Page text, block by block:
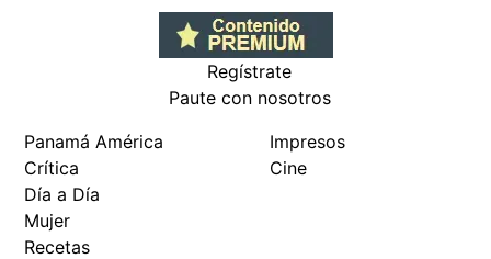
Regístrate
Paute con nosotros
Panamá América
Crítica
Día a Día
Mujer
Recetas
Impresos
Cine